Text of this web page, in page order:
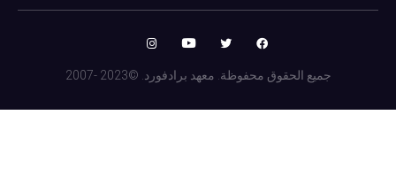
جميع الحقوق محفوظة. معهد برادفورد. ©2023 -2007